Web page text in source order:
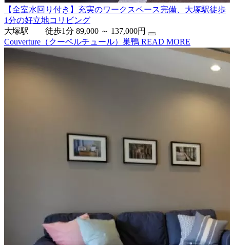
【全室水回り付き】充実のワークスペース完備、大塚駅徒歩
1分の好立地コリビング
大塚駅 徒歩1分 89,000 ～ 137,000円
Couverture（クーベルチュール）巣鴨 READ MORE